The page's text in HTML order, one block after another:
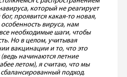
который не реагирует
проявится какая-то новая,
вируса, нам
необходимые шаги, чтобы
Но в целом, учитывая
вакцинации и то, что это
начинаются летние
летом), я считаю, что мы
подход.